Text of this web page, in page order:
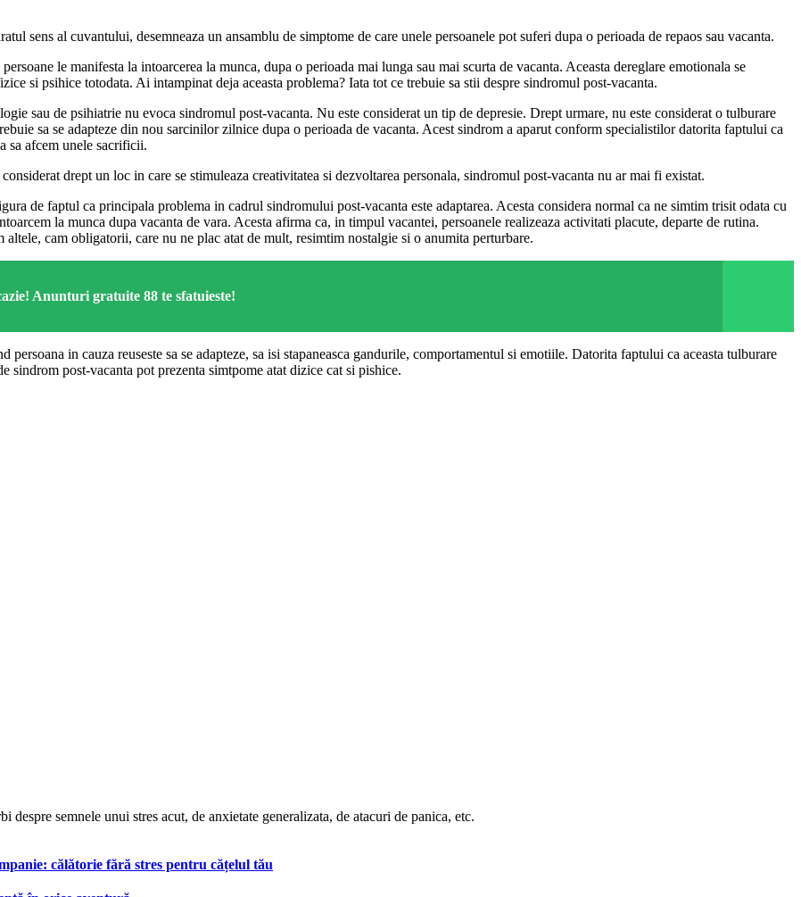
sens al cuvantului, desemneaza un ansamblu de simptome de care unele persoanele pot suferi dupa o perioada de repaos sau vacanta.
le manifesta la intoarcerea la munca, dupa o perioada mai lunga sau mai scurta de vacanta. Aceasta dereglare emotionala se
si psihice totodata. Ai intampinat deja aceasta problema? Iata tot ce trebuie sa stii despre sindromul post-vacanta.
sau de psihiatrie nu evoca sindromul post-vacanta. Nu este considerat un tip de depresie. Drept urmare, nu este considerat o tulburare
sa se adapteze din nou sarcinilor zilnice dupa o perioada de vacanta. Acest sindrom a aparut conform specialistilor datorita faptului ca
sa afcem unele sacrificii.
drept un loc in care se stimuleaza creativitatea si dezvoltarea personala, sindromul post-vacanta nu ar mai fi existat.
de faptul ca principala problema in cadrul sindromului post-vacanta este adaptarea. Acesta considera normal ca ne simtim trisit odata cu
la munca dupa vacanta de vara. Acesta afirma ca, in timpul vacantei, persoanele realizeaza activitati placute, departe de rutina.
cam obligatorii, care nu ne plac atat de mult, resimtim nostalgie si o anumita perturbare.
Anunturi gratuite 88 te sfatuieste!
in cauza reuseste sa se adapteze, sa isi stapaneasca gandurile, comportamentul si emotiile. Datorita faptului ca aceasta tulburare
sindrom post-vacanta pot prezenta simtpome atat dizice cat si pishice.
semnele unui stres acut, de anxietate generalizata, de atacuri de panica, etc.
călătorie fără stres pentru cățelul tău